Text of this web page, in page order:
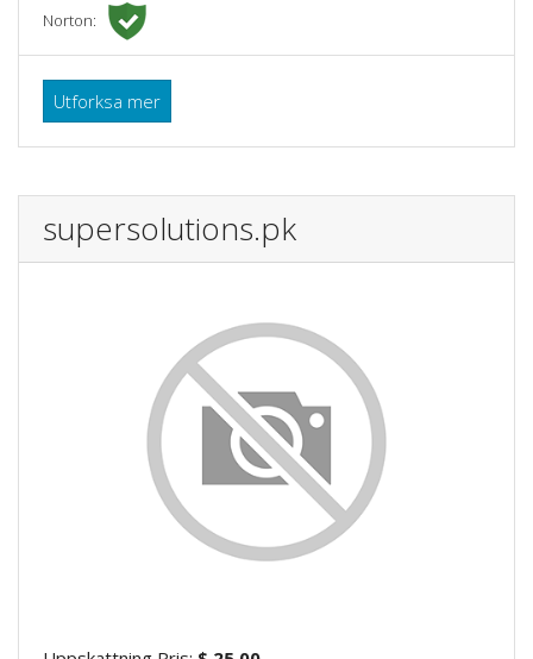
Norton:
Utforksa mer
supersolutions.pk